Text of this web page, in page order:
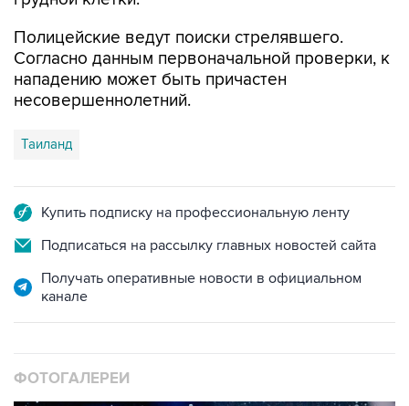
Полицейские ведут поиски стрелявшего.
Согласно данным первоначальной проверки, к
нападению может быть причастен
несовершеннолетний.
Таиланд
Купить подписку на профессиональную ленту
Подписаться на рассылку главных новостей сайта
Получать оперативные новости в официальном
канале
ФОТОГАЛЕРЕИ